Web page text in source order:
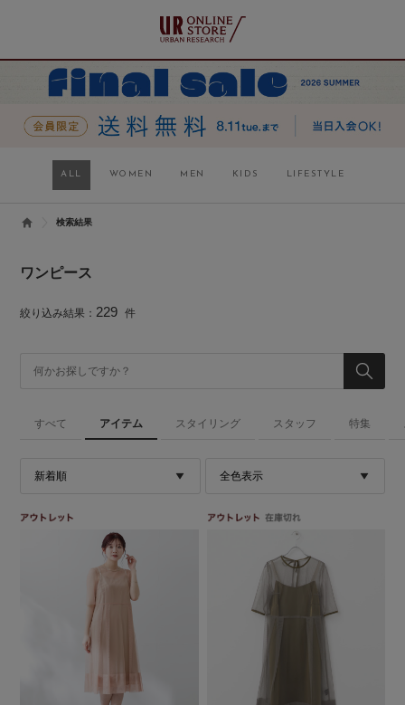
ALL WOMEN MEN KIDS LIFESTYLE
検索結果
ワンピース
絞り込み結果： 229 件
すべて アイテム スタイリング スタッフ 特集